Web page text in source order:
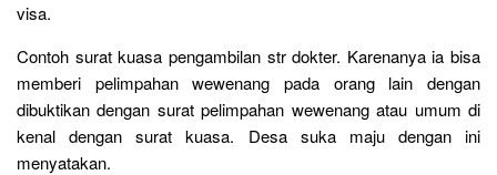
visa.
Contoh surat kuasa pengambilan str dokter. Karenanya ia bisa
memberi pelimpahan wewenang pada orang lain dengan
dibuktikan dengan surat pelimpahan wewenang atau umum di
kenal dengan surat kuasa. Desa suka maju dengan ini
menyatakan.